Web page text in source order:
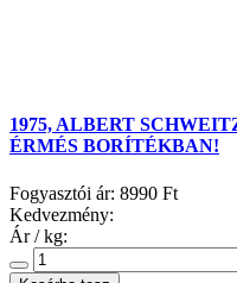
1975, ALBERT
ÉRMÉS BORÍTÉKBAN!
Fogyasztói ár: 8990 Ft
Kedvezmény:
Ár / kg: